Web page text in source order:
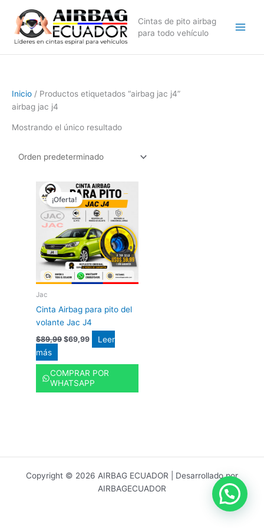
contenido
Cintas de pito airbag
para todo vehículo
Inicio / Productos etiquetados “airbag jac j4”
airbag jac j4
Mostrando el único resultado
¡Oferta!
Jac
Cinta Airbag para pito del
volante Jac J4
$89,99
precio
original
era:
$89,99.
$69,99
El
precio
actual
es:
$69,99.
Leer
más
COMPRAR POR
WHATSAPP
Copyright © 2026 AIRBAG ECUADOR | Desarrollado por
AIRBAGECUADOR